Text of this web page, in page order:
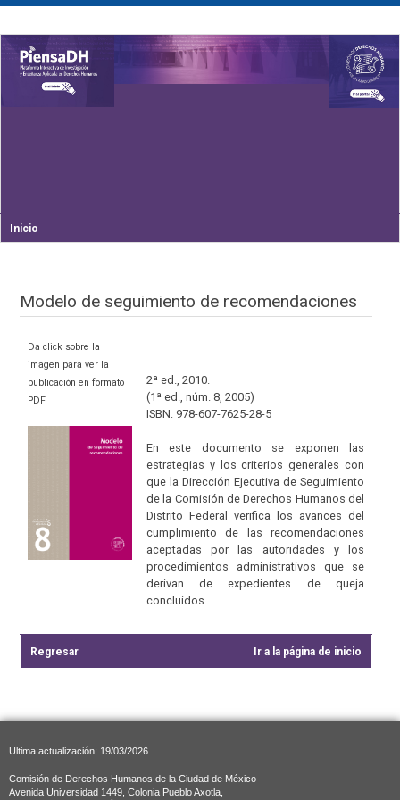
Inicio
Modelo de seguimiento de recomendaciones
Da click sobre la
imagen para ver la
publicación en formato
PDF
2ª ed., 2010.
(1ª ed., núm. 8, 2005)
ISBN: 978-607-7625-28-5
En este documento se exponen las
estrategias y los criterios generales con
que la Dirección Ejecutiva de Seguimiento
de la Comisión de Derechos Humanos del
Distrito Federal verifica los avances del
cumplimiento de las recomendaciones
aceptadas por las autoridades y los
procedimientos administrativos que se
derivan de expedientes de queja
concluidos.
Regresar Ir a la página de inicio
Ultima actualización: 19/03/2026
Comisión de Derechos Humanos de la Ciudad de México
Avenida Universidad 1449, Colonia Pueblo Axotla,